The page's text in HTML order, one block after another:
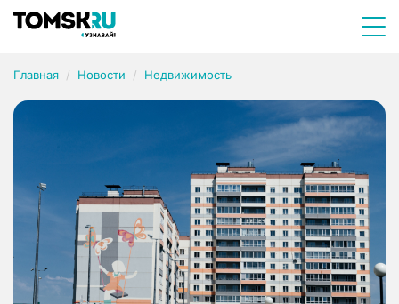
Главная Новости Недвижимость